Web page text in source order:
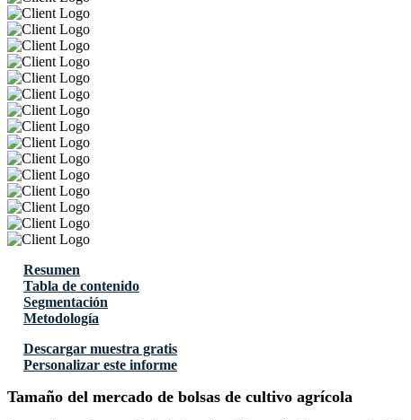
Resumen
Tabla de contenido
Segmentación
Metodología
Descargar muestra gratis
Personalizar este informe
Tamaño del mercado de bolsas de cultivo agrícola